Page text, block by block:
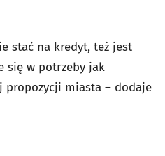
stać na kredyt, też jest
się w potrzeby jak
propozycji miasta – dodaje